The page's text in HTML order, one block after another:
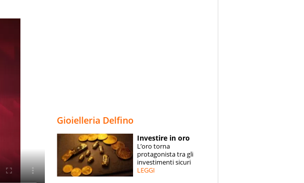
ESPERTI
CONTATTI
Gioielleria Delfino
Investire in oro
L’oro torna
protagonista tra gli
investimenti sicuri
LEGGI